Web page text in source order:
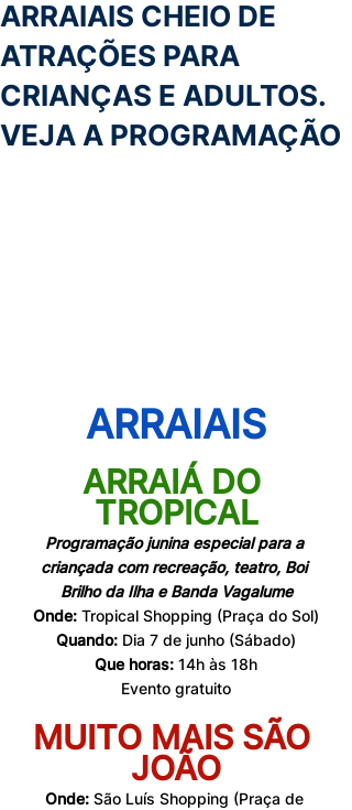
ARRAIAIS CHEIO DE
ATRAÇÕES PARA
CRIANÇAS E ADULTOS.
VEJA A PROGRAMAÇÃO
ARRAIAIS
ARRAIÁ DO
TROPICAL
Programação junina especial para a
criançada com recreação, teatro, Boi
Brilho da Ilha e Banda Vagalume
Onde: Tropical Shopping (Praça do Sol)
Quando: Dia 7 de junho (Sábado)
Que horas: 14h às 18h
Evento gratuito
MUITO MAIS SÃO
JOÃO
Onde: São Luís Shopping (Praça de